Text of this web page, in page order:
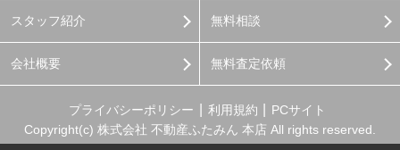
スタッフ紹介
会社概要
無料相談
無料査定依頼
プライバシーポリシー 利用規約
PCサイト
Copyright(c) 株式会社 不動産ふたみん 本店 All rights reserved.